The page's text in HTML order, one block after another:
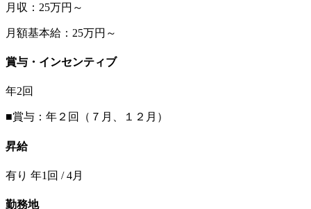
月収：25万円～
月額基本給：25万円～
賞与・インセンティブ
年2回
■賞与：年２回（７月、１２月）
昇給
有り 年1回 / 4月
勤務地